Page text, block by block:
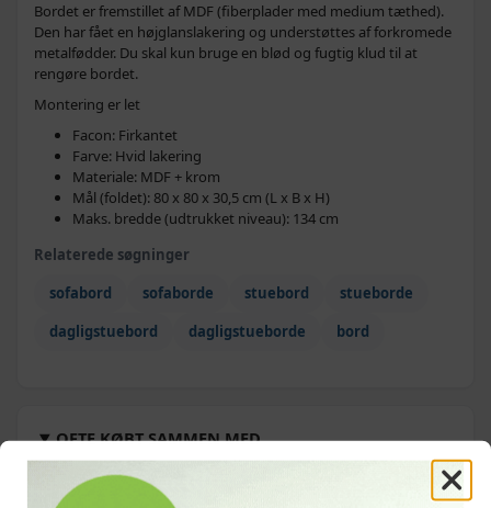
Bordet er fremstillet af MDF (fiberplader med medium tæthed).
Den har fået en højglanslakering og understøttes af forkromede
metalfødder. Du skal kun bruge en blød og fugtig klud til at
rengøre bordet.
Montering er let
Facon: Firkantet
Farve: Hvid lakering
Materiale: MDF + krom
Mål (foldet): 80 x 80 x 30,5 cm (L x B x H)
Maks. bredde (udtrukket niveau): 134 cm
Relaterede søgninger
sofabord
sofaborde stuebord
stueborde
dagligstuebord
dagligstueborde bord
OFTE KØBT SAMMEN MED
TILBUD